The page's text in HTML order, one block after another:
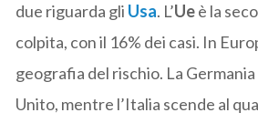
due riguarda gli Usa. L’Ueè la
colpita, con il 16% dei casi. In
geografia del rischio. La
Unito, mentre l’Italia scende al